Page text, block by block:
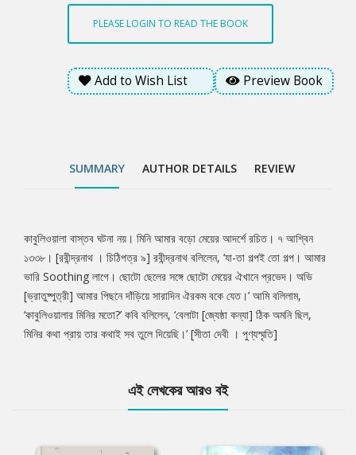
বকে যেত।’ আমি বলিলাম, ‘কাবুলিওয়ালার মিনির মতো?’ কবি বলিলেন, ‘বেলাটা
[জ্যেষ্ঠা কন্যা] ঠিক অমনি ছিল, মিনির কথা প্রায় তার কথাই সব তুলে দিয়েছি।’
[সীতা দেবী । পুণ্যস্মৃতি]
PLEASE LOGIN TO READ THE BOOK
Add to Wish List Preview Book
SUMMARY AUTHOR DETAILS REVIEW
Tab
Article
কাবুলিওয়ালা বাস্তব ঘটনা নয়। মিনি আমার বড়ো মেয়ের আদর্শে রচিত। ৭ আশ্বিন
১৩৩৮। [রবীন্দ্রনাথ । চিঠিপত্র ৯] রবীন্দ্রনাথ বলিলেন, ‘যা-তা গল্পই তো গল্প। আমার
ভারি Soothing লাগে। ছোটো ছেলের সঙ্গে ছোটো মেয়ের ঐখানে প্রভেদ। অভি
[ভ্রাতুষ্পুত্রী] আমার পিছনে দাঁড়িয়ে সারাদিন ঐরকম বকে যেত।’ আমি বলিলাম,
‘কাবুলিওয়ালার মিনির মতো?’ কবি বলিলেন, ‘বেলাটা [জ্যেষ্ঠা কন্যা] ঠিক অমনি ছিল,
মিনির কথা প্রায় তার কথাই সব তুলে দিয়েছি।’ [সীতা দেবী । পুণ্যস্মৃতি]
এই লেখকের আরও বই